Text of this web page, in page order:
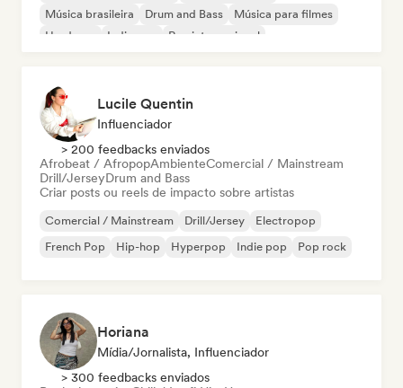
Música brasileira
Drum and Bass
Música para filmes
Hardcore
Indie pop Rap internacional
Lucile Quentin
Influenciador
> 200 feedbacks enviados
Afrobeat / AfropopAmbienteComercial / Mainstream
Drill/JerseyDrum and Bass
Criar posts ou reels de impacto sobre artistas
Comercial / Mainstream Drill/Jersey
Electropop
French Pop
Hip-hop Hyperpop Indie pop Pop rock
Horiana
Mídia/Jornalista, Influenciador
> 300 feedbacks enviados